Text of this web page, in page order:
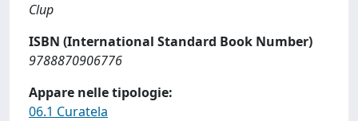
Clup
ISBN (International Standard Book Number)
9788870906776
Appare nelle tipologie:
06.1 Curatela